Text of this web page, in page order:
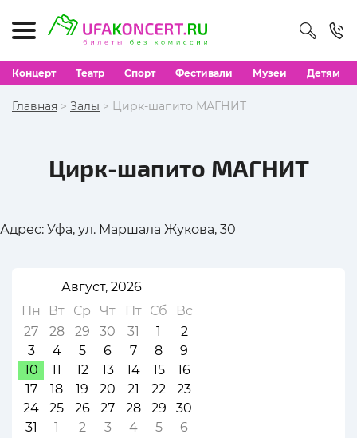
Концерт Театр Спорт Фестивали Музеи Детям
Главная > Залы > Цирк-шапито МАГНИТ
Цирк-шапито МАГНИТ
Адрес: Уфа, ул. Маршала Жукова, 30
Август, 2026
Пн
Вт Ср Чт Пт Сб
Вс
27
28 29 30 31 1
2
3
4 5 6 7 8
9
10
11 12 13 14 15
16
17
18 19 20 21 22
23
24
25 26 27 28 29
30
31
1 2 3 4 5 6